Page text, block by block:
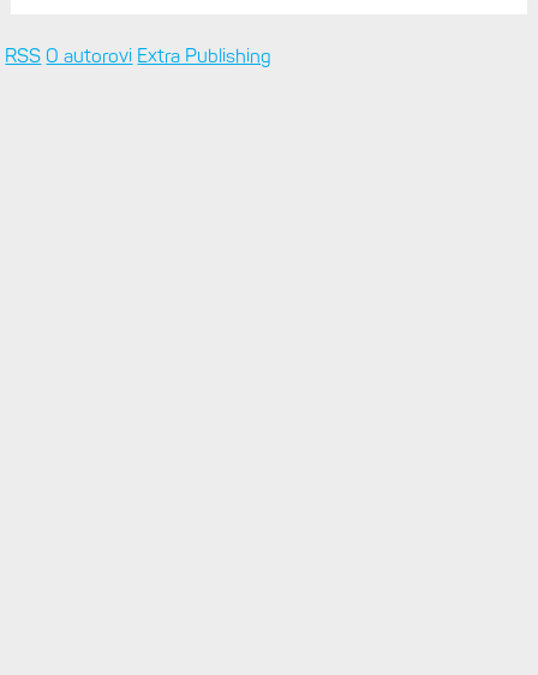
RSS O autorovi Extra Publishing